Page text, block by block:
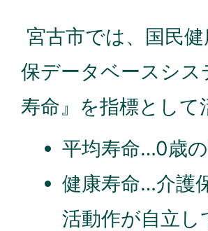
宮古市では、国民
保データベースシ
寿命』を指標とし
平均寿命…0歳
健康寿命…介護
活動作が自立